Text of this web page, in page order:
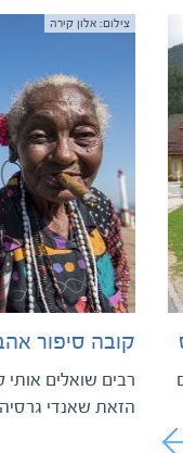
צילום: אלון קירה
קובה סיפור
רבים שואלים
הזאת שאנדי